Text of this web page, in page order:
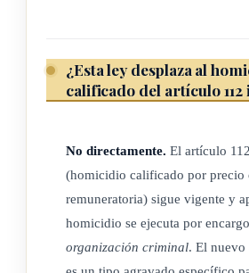
¿Esta ley desplaza al
calificado del artículo 112
No directamente. El artículo
(homicidio calificado por precio
remuneratoria) sigue vigente y
homicidio se ejecuta por encargo
organización criminal. El nuevo